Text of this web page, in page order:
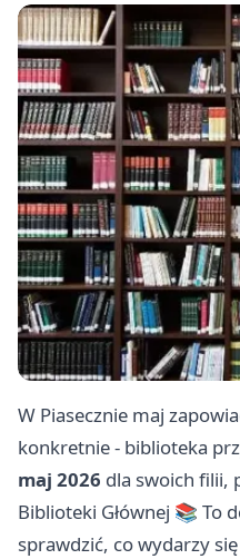
W Piasecznie maj
konkretnie - biblioteka
maj 2026 dla swoich filii,
Biblioteki Głównej 📚 To
sprawdzić, co wydarzy